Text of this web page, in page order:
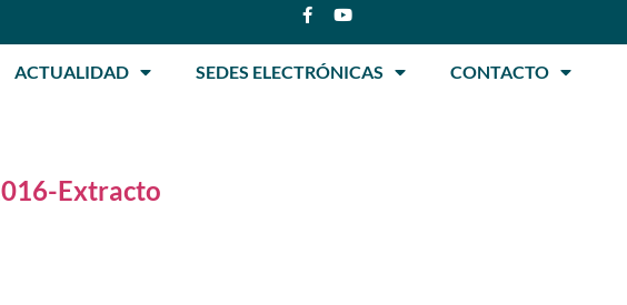
ACTUALIDAD SEDES ELECTRÓNICAS CONTACTO
Extracto